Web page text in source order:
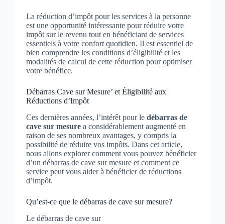
La réduction d’impôt pour les services à la personne
est une opportunité intéressante pour réduire votre
impôt sur le revenu tout en bénéficiant de services
essentiels à votre confort quotidien. Il est essentiel de
bien comprendre les conditions d’éligibilité et les
modalités de calcul de cette réduction pour optimiser
votre bénéfice.
Débarras Cave sur Mesure’ et Éligibilité aux
Réductions d’Impôt
Ces dernières années, l’intérêt pour le débarras de
cave sur mesurea considérablement augmenté en
raison de ses nombreux avantages, y compris la
possibilité de réduire vos impôts. Dans cet article,
nous allons explorer comment vous pouvez bénéficier
d’un débarras de cave sur mesure et comment ce
service peut vous aider à bénéficier de réductions
d’impôt.
Qu’est-ce que le débarras de cave sur mesure?
Le débarras de cave sur